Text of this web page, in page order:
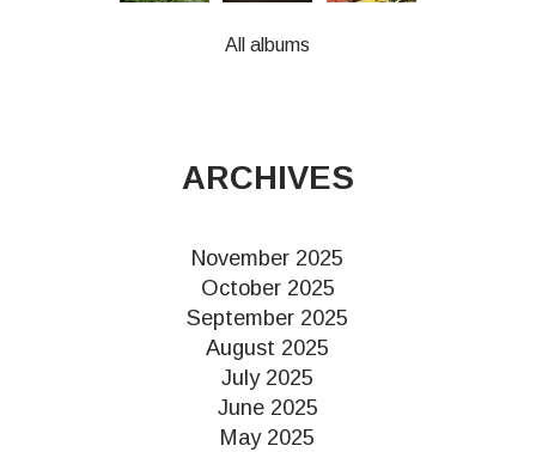
All albums
ARCHIVES
November 2025
October 2025
September 2025
August 2025
July 2025
June 2025
May 2025